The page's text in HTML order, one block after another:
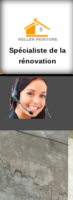
Spécialiste de la
rénovation